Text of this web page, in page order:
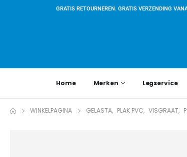
GRATIS RETOURNEREN. GRATIS VERZENDING
Home Merken Legservice
WINKELPAGINA GELASTA, PLAK PVC, VISGRAAT,